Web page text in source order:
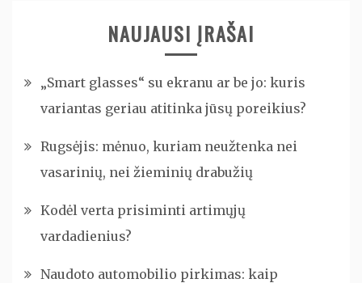
NAUJAUSI ĮRAŠAI
„Smart glasses“ su ekranu ar be jo: kuris
variantas geriau atitinka jūsų poreikius?
Rugsėjis: mėnuo, kuriam neužtenka nei
vasarinių, nei žieminių drabužių
Kodėl verta prisiminti artimųjų
vardadienius?
Naudoto automobilio pirkimas: kaip